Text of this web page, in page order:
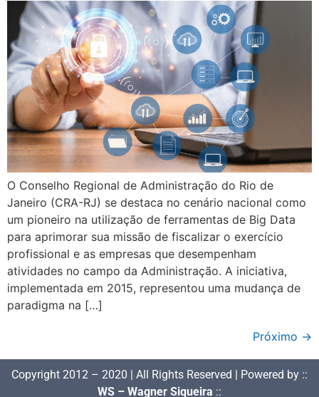
O Conselho Regional de Administração do Rio de
Janeiro (CRA-RJ) se destaca no cenário nacional como
um pioneiro na utilização de ferramentas de Big Data
para aprimorar sua missão de fiscalizar o exercício
profissional e as empresas que desempenham
atividades no campo da Administração. A iniciativa,
implementada em 2015, representou uma mudança de
paradigma na […]
Próximo →
Copyright 2012 – 2020 | All Rights Reserved | Powered by ::
WS – Wagner Siqueira ::